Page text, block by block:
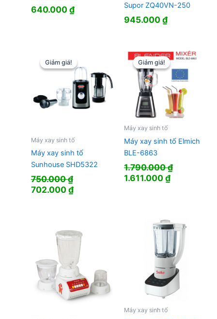
640.000₫
Supor ZQ40VN-250
945.000₫
Giảm giá!
Giảm giá!
Máy xay sinh tố
Máy xay sinh tố
Sunhouse SHD5322
750.000₫
Giá
702.000₫Giá
702.000 ₫.
Giảm giá!
Giảm giá!
Máy xay sinh tố
Máy xay sinh tố Elmich
BLE-6863
1.790.000₫
Giá
1.611.000₫Giá
1.611.000
Máy xay sinh tố